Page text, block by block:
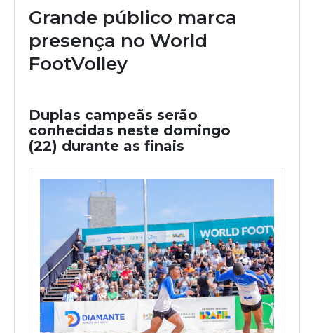
Grande público marca
presença no World
FootVolley
Duplas campeãs serão
conhecidas neste domingo
(22) durante as finais